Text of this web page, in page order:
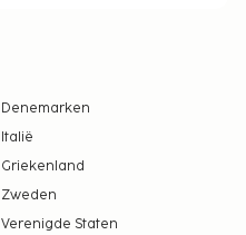
Denemarken
Italië
Griekenland
Zweden
Verenigde Staten